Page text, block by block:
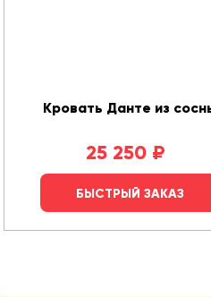
Кровать Данте из
25 250 ₽
БЫСТРЫЙ ЗАКАЗ